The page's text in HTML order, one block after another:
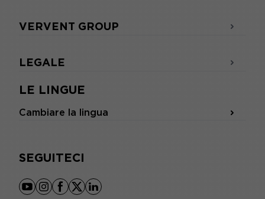
LE LINGUE
Cambiare la lingua
SEGUITECI
youtube
instagram
facebook
x linkedin
VERVENT GROUP
LEGALE